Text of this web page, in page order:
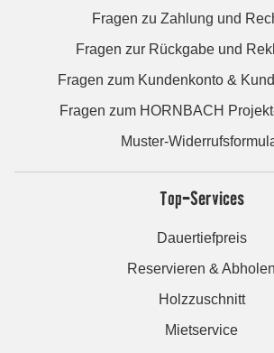
Fragen zu Zahlung und
Fragen zur Rückgabe und
Fragen zum Kundenkonto &
Fragen zum HORNBACH
Muster-
Top-Services
Dauertiefpreis
Reservieren & Abholen
Holzzuschnitt
Mietservice